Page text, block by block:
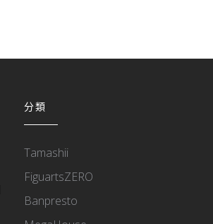
分類
Tamashii
FiguartsZERO
Banpresto